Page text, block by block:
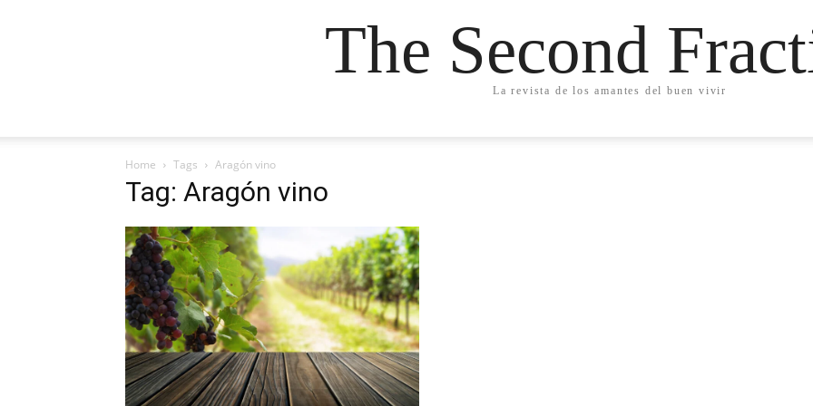
The Second
La revista de los amantes del buen vivir
Home Tags Aragón vino
Tag: Aragón vino